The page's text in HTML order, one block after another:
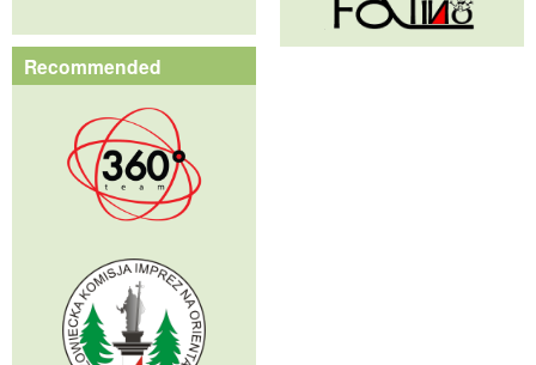
Recommended